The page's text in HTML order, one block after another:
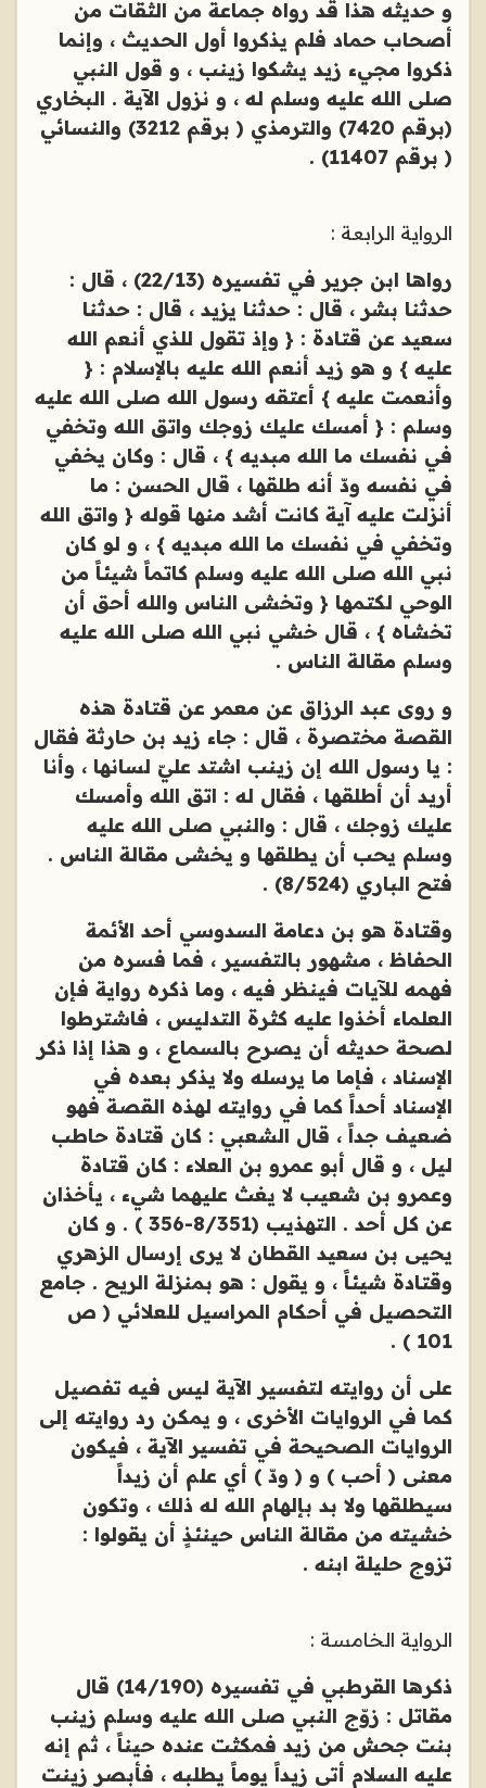
و حديثه هذا قد رواه جماعة من الثقات من
أصحاب حماد فلم يذكروا أول الحديث ، وإنما
ذكروا مجيء زيد يشكوا زينب ، و قول النبي
صلى الله عليه وسلم له ، و نزول الآية . البخاري
(برقم 7420) والترمذي ( برقم 3212) والنسائي
( برقم 11407) .
الرواية الرابعة :
رواها ابن جرير في تفسيره (22/13) ، قال :
حدثنا بشر ، قال : حدثنا يزيد ، قال : حدثنا
سعيد عن قتادة : { وإذ تقول للذي أنعم الله
عليه } و هو زيد أنعم الله عليه بالإسلام : {
وأنعمت عليه } أعتقه رسول الله صلى الله عليه
وسلم : { أمسك عليك زوجك واتق الله وتخفي
في نفسك ما الله مبديه } ، قال : وكان يخفي
في نفسه ودّ أنه طلقها ، قال الحسن : ما
أنزلت عليه آية كانت أشد منها قوله { واتق الله
وتخفي في نفسك ما الله مبديه } ، و لو كان
نبي الله صلى الله عليه وسلم كاتماً شيئاً من
الوحي لكتمها { وتخشى الناس والله أحق أن
تخشاه } ، قال خشي نبي الله صلى الله عليه
وسلم مقالة الناس .
و روى عبد الرزاق عن معمر عن قتادة هذه
القصة مختصرة ، قال : جاء زيد بن حارثة فقال
: يا رسول الله إن زينب اشتد عليّ لسانها ، وأنا
أريد أن أطلقها ، فقال له : اتق الله وأمسك
عليك زوجك ، قال : والنبي صلى الله عليه
وسلم يحب أن يطلقها و يخشى مقالة الناس .
فتح الباري (8/524) .
وقتادة هو بن دعامة السدوسي أحد الأئمة
الحفاظ ، مشهور بالتفسير ، فما فسره من
فهمه للآيات فينظر فيه ، وما ذكره رواية فإن
العلماء أخذوا عليه كثرة التدليس ، فاشترطوا
لصحة حديثه أن يصرح بالسماع ، و هذا إذا ذكر
الإسناد ، فإما ما يرسله ولا يذكر بعده في
الإسناد أحداً كما في روايته لهذه القصة فهو
ضعيف جداً ، قال الشعبي : كان قتادة حاطب
ليل ، و قال أبو عمرو بن العلاء : كان قتادة
وعمرو بن شعيب لا يغث عليهما شيء ، يأخذان
عن كل أحد . التهذيب (8/351-356 ) . و كان
يحيى بن سعيد القطان لا يرى إرسال الزهري
وقتادة شيئاً ، و يقول : هو بمنزلة الريح . جامع
التحصيل في أحكام المراسيل للعلائي ( ص
101 ) .
على أن روايته لتفسير الآية ليس فيه تفصيل
كما في الروايات الأخرى ، و يمكن رد روايته إلى
الروايات الصحيحة في تفسير الآية ، فيكون
معنى ( أحب ) و ( ودّ ) أي علم أن زيداً
سيطلقها ولا بد بإلهام الله له ذلك ، وتكون
خشيته من مقالة الناس حينئذٍ أن يقولوا :
تزوج حليلة ابنه .
الرواية الخامسة :
ذكرها القرطبي في تفسيره (14/190) قال
مقاتل : زوّج النبي صلى الله عليه وسلم زينب
بنت جحش من زيد فمكثت عنده حيناً ، ثم إنه
عليه السلام أتى زيداً يوماً يطلبه ، فأبصر زينت